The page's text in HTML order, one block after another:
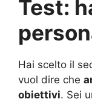
Test:
Hai scelto il
vuol dire che
obiettivi. Sei